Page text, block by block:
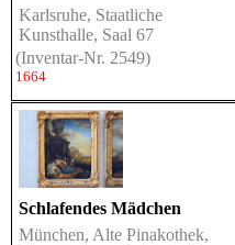
Karlsruhe, Staatliche
Kunsthalle, Saal 67
(Inventar-Nr. 2549)
1664
Schlafendes Mädchen
München, Alte Pinakothek,